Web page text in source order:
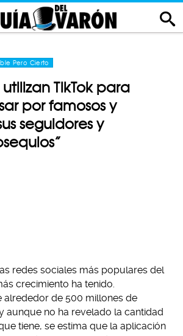
Pero Cierto
TikTok para
por famosos y
seguidores y
redes sociales más populares del
crecimiento ha tenido.
alrededor de 500 millones de
aunque no ha revelado la cantidad
tiene, se estima que la aplicación